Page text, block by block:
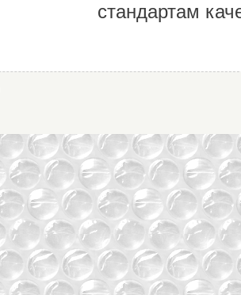
стандартам